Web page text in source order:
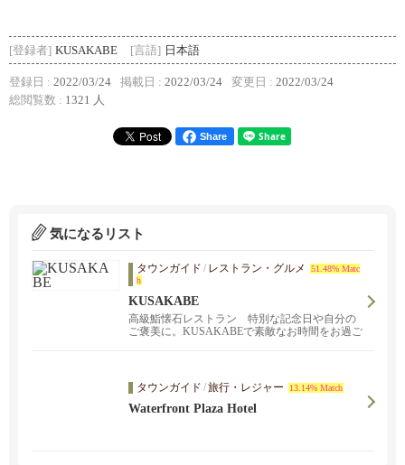
[登録者] KUSAKABE [言語] 日本語
登録日 : 2022/03/24 掲載日 : 2022/03/24 変更日 : 2022/03/24
総閲覧数 : 1321 人
Share
気になるリスト
タウンガイド / レストラン・グルメ
51.48% Matc
h
KUSAKABE
高級鮨懐石レストラン 特別な記念日や自分の
ご褒美に。KUSAKABEで素敵なお時間をお過ご
タウンガイド /旅行・レジャー 13.14% Match
Waterfront Plaza Hotel